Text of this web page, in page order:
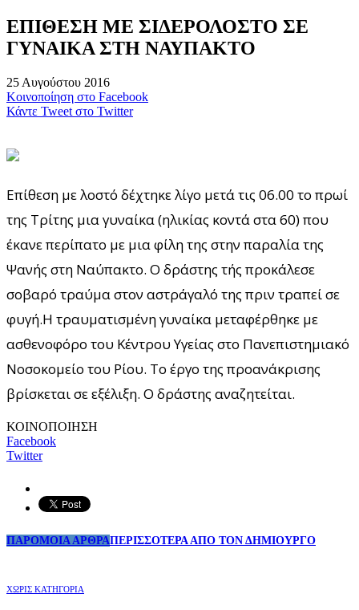
ΕΠΙΘΕΣΗ ΜΕ ΣΙΔΕΡΟΛΟΣΤΟ ΣΕ
ΓΥΝΑΙΚΑ ΣΤΗ ΝΑΥΠΑΚΤΟ
25 Αυγούστου 2016
Κοινοποίηση στο Facebook
Κάντε Tweet στο Twitter
Επίθεση με λοστό δέχτηκε λίγο μετά τις 06.00 το πρωί
της Τρίτης μια γυναίκα (ηλικίας κοντά στα 60) που
έκανε περίπατο με μια φίλη της στην παραλία της
Ψανής στη Ναύπακτο. Ο δράστης τής προκάλεσε
σοβαρό τραύμα στον αστράγαλό της πριν τραπεί σε
φυγή.Η τραυματισμένη γυναίκα μεταφέρθηκε με
ασθενοφόρο του Κέντρου Υγείας στο Πανεπιστημιακό
Νοσοκομείο του Ρίου. Το έργο της προανάκρισης
βρίσκεται σε εξέλιξη. Ο δράστης αναζητείται.
ΚΟΙΝΟΠΟΙΗΣΗ
Facebook
Twitter
ΠΑΡΟΜΟΙΑ ΑΡΘΡΑΠΕΡΙΣΣΟΤΕΡΑ ΑΠΟ ΤΟΝ ΔΗΜΙΟΥΡΓΟ
ΧΩΡΊΣ ΚΑΤΗΓΟΡΊΑ